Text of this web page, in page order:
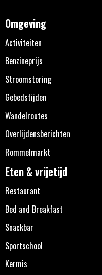
Omgeving
Activiteiten
Benzineprijs
Stroomstoring
Gebedstijden
Wandelroutes
Overlijdensberichten
Rommelmarkt
Eten & vrijetijd
Restaurant
Bed and Breakfast
Snackbar
Sportschool
Kermis